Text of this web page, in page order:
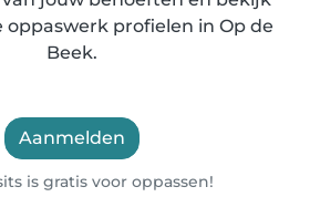
profielen in Op de
Beek.
Aanmelden
is gratis voor oppassen!